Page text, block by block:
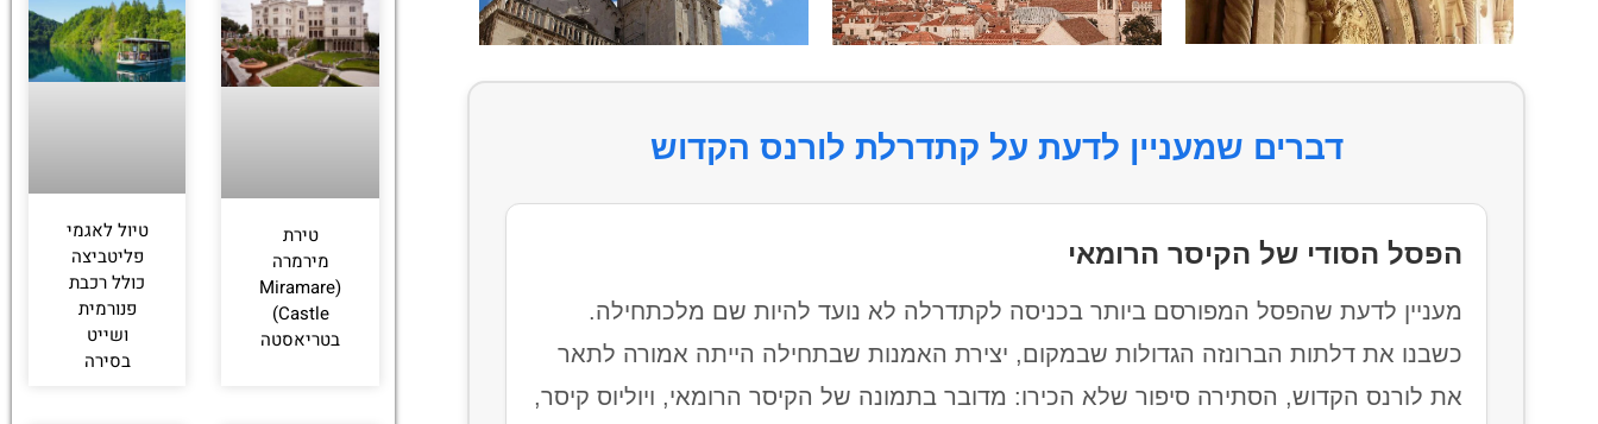
דברים שמעניין לדעת על קתדרלת לורנס הקדוש
הפסל הסודי של הקיסר הרומאי
מעניין לדעת שהפסל המפורסם ביותר בכניסה לקתדרלה לא נועד להיות שם מלכתחילה.
כשבנו את דלתות הברונזה הגדולות שבמקום, יצירת האמנות שבתחילה הייתה אמורה לתאר
את לורנס הקדוש, הסתירה סיפור שלא הכירו: מדובר בתמונה של הקיסר הרומאי, ויוליוס קיסר,
טירת
מירמרה
(Miramare
Castle)
בטריאסטה
טיול לאגמי
פליטביצה
כולל רכבת
פנורמית
ושייט
בסירה